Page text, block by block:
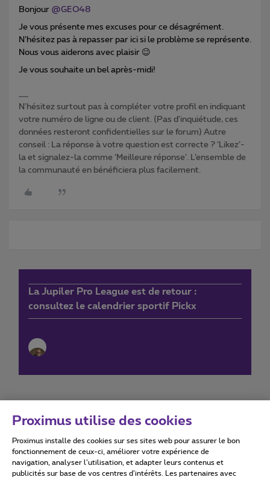
Bonjour @GEO48
Je vous présente mes excuses pour ce désagrément.
N’hésitez pas à repasser par ici si le problème se représente.
Nous vous aiderons avec plaisir 😉
Je vous souhaite un bel après-midi!
N'hésitez surtout pas à compléter votre profil en indiquant
votre numéro de ligne ou de client. (Pas d'inquiétude, ces
données resteront confidentielles sur le forum) Autre
conseil : La réponse à votre question est correcte ? ‘Likez’-
la et signalez-la comme ‘Meilleure réponse’. L’ensemble de
la communauté en bénéficiera plus facilement.
La Jupiler Pro League est de retour :
consultez le calendrier sportif Pickx
Conditions d'utilisation Accessibility statement
Proximus utilise des cookies
Proximus installe des cookies sur ses sites web pour assurer le bon
fonctionnement de ceux-ci, améliorer votre expérience de
navigation, analyser l’utilisation, et adapter leurs contenus et
publicités sur base de vos centres d’intérêts. Les partenaires avec